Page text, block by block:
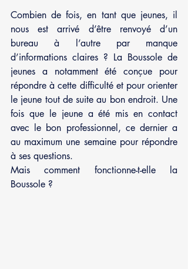
Combien de fois, en tant que jeunes, il
nous est arrivé d’être renvoyé d’un
bureau à l’autre par manque
d’informations claires ? La Boussole de
jeunes a notamment été conçue pour
répondre à cette difficulté et pour orienter
le jeune tout de suite au bon endroit. Une
fois que le jeune a été mis en contact
avec le bon professionnel, ce dernier a
au maximum une semaine pour répondre
à ses questions.
Mais comment fonctionne-t-elle la
Boussole ?